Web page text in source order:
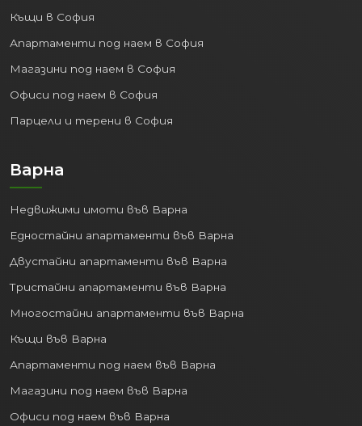
Къщи в София
Апартаменти под наем в София
Магазини под наем в София
Офиси под наем в София
Парцели и терени в София
Варна
Недвижими имоти във Варна
Едностайни апартаменти във Варна
Двустайни апартаменти във Варна
Тристайни апартаменти във Варна
Многостайни апартаменти във Варна
Къщи във Варна
Апартаменти под наем във Варна
Магазини под наем във Варна
Офиси под наем във Варна